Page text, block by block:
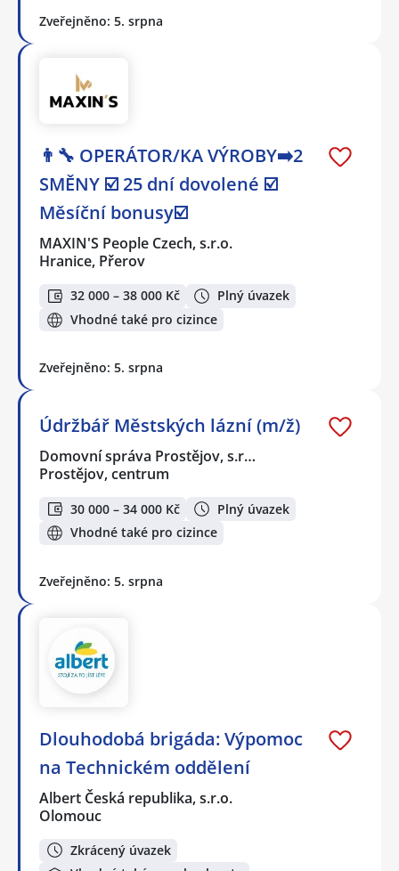
Zveřejněno: 5. srpna
👨‍🔧 OPERÁTOR/KA VÝROBY➡️2
SMĚNY ☑️ 25 dní dovolené ☑️
Měsíční bonusy☑️
MAXIN'S People Czech, s.r.o.
Hranice, Přerov
32 000 – 38 000 Kč
Plný úvazek
Vhodné také pro cizince
Zveřejněno: 5. srpna
Údržbář Městských lázní (m/ž)
Domovní správa Prostějov, s.r…
Prostějov, centrum
30 000 – 34 000 Kč
Plný úvazek
Vhodné také pro cizince
Zveřejněno: 5. srpna
Dlouhodobá brigáda: Výpomoc
na Technickém oddělení
Albert Česká republika, s.r.o.
Olomouc
Zkrácený úvazek